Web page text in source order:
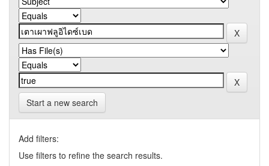
Start a new search
Add filters:
Use filters to refine the search results.